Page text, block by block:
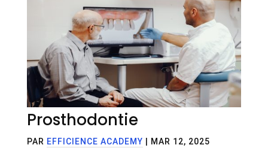
Prosthodontie
PAR EFFICIENCE ACADEMY MAR 12, 2025